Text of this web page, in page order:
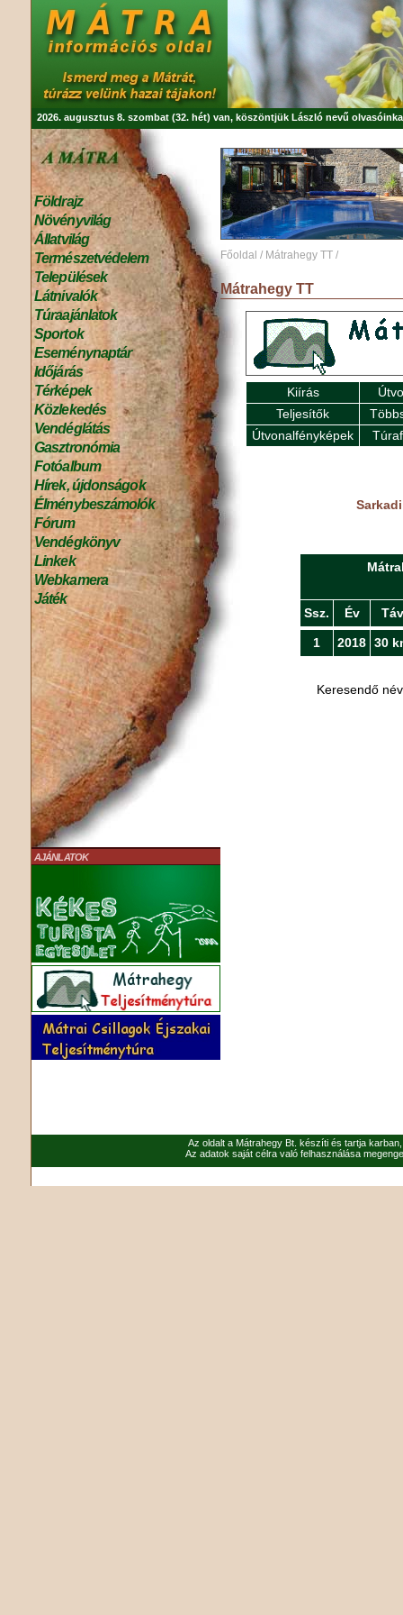
2026. augusztus 8. szombat (32. hét) van, köszöntjük László nevű
Földrajz
Növényvilág
Állatvilág
Természetvédelem
Települések
Látnivalók
Túraajánlatok
Sportok
Eseménynaptár
Időjárás
Térképek
Közlekedés
Vendéglátás
Gasztronómia
Fotóalbum
Hírek, újdonságok
Élménybeszámolók
Fórum
Vendégkönyv
Linkek
Webkamera
Játék
AJÁNLATOK
Főoldal / Mátrahegy TT /
Mátrahegy TT
Kiírás
Teljesítők
Útvonalfényképek
Ssz. Év Táv
1 2018 30
Keresendő
Az oldalt a Mátrahegy Bt. készíti és tartja
Az adatok saját célra való felhasználása